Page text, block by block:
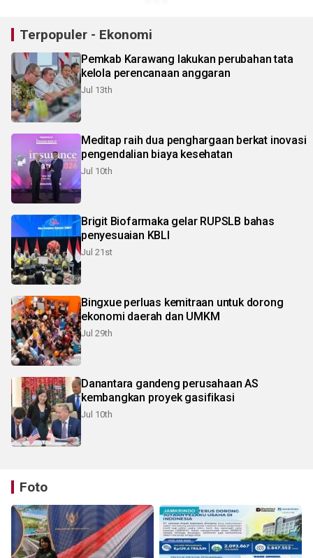
Terpopuler - Ekonomi
Pemkab Karawang lakukan perubahan tata
kelola perencanaan anggaran
Jul 13th
Meditap raih dua penghargaan berkat inovasi
pengendalian biaya kesehatan
Jul 10th
Brigit Biofarmaka gelar RUPSLB bahas
penyesuaian KBLI
Jul 21st
Bingxue perluas kemitraan untuk dorong
ekonomi daerah dan UMKM
Jul 29th
Danantara gandeng perusahaan AS
kembangkan proyek gasifikasi
Jul 10th
Foto